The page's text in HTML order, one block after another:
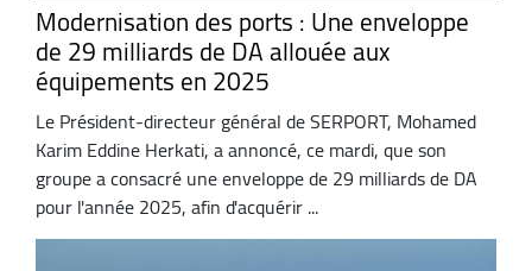
Modernisation des ports : Une enveloppe
de 29 milliards de DA allouée aux
équipements en 2025
Le Président-directeur général de SERPORT, Mohamed
Karim Eddine Herkati, a annoncé, ce mardi, que son
groupe a consacré une enveloppe de 29 milliards de DA
pour l'année 2025, afin d'acquérir ...